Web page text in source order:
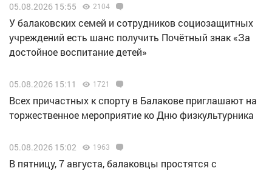
05.08.2026 15:55 2104
У балаковских семей и сотрудников социозащитных
учреждений есть шанс получить Почётный знак «За
достойное воспитание детей»
05.08.2026 15:11 1721
Всех причастных к спорту в Балакове приглашают на
торжественное мероприятие ко Дню физкультурника
05.08.2026 15:02 1963
В пятницу, 7 августа, балаковцы простятся с